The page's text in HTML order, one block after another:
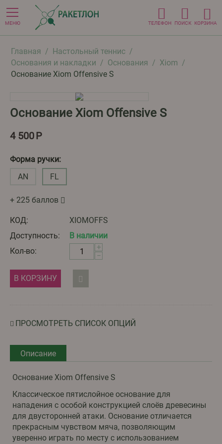
МЕНЮ ТЕЛЕФОН ПОИСК КОРЗИНА
Главная / Настольный теннис /
Основания и накладки / Основания / Xiom /
Основание Xiom Offensive S
Основание Xiom Offensive S
4 500Р
Форма ручки:
AN
FL
+ 225 баллов
КОД:
XIOMOFFS
Доступность:
В наличии
Кол-во:
+
−
В КОРЗИНУ
ПРОСМОТРЕТЬ СПИСОК ОПЦИЙ
Описание
Основание Xiom Offensive S
Классическое пятислойное основание для
нападения с особой конструкцией слоёв древесины
для двусторонней атаки. Основание отличается
прекрасным чувством мяча, позволяющим
уверенно играть по месту с использованием